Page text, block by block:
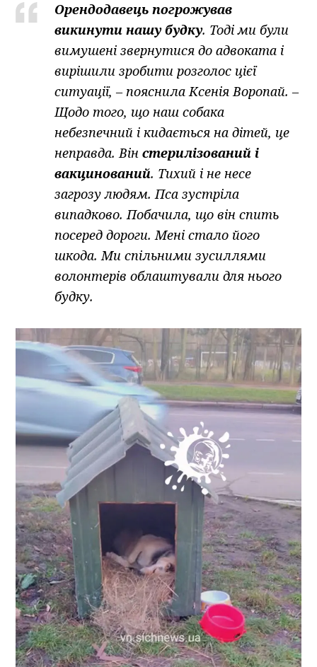
Орендодавець погрожував
викинути нашу будку. Тоді ми були
вимушені звернутися до адвоката і
вирішили зробити розголос цієї
ситуації, – пояснила Ксенія Воропай. –
Щодо того, що наш собака
небезпечний і кидається на дітей, це
неправда. Вінстерилізований і
вакцинований. Тихий і не несе
загрозу людям. Пса зустріла
випадково. Побачила, що він спить
посеред дороги. Мені стало його
шкода. Ми спільними зусиллями
волонтерів облаштували для нього
будку.